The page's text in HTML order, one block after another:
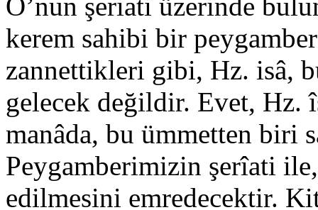
kerem sahibi bir
zannettikleri gibi, Hz. isâ,
gelecek değildir. Evet, Hz.
manâda, bu ümmetten biri
Peygamberimizin şerîati
edilmesini emredecektir.